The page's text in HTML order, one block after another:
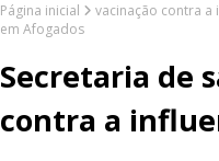
Página inicial vacinação contra a
em Afogados
Secretaria de
contra a